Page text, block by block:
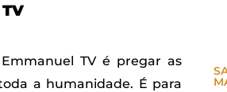
TV é pregar as
a humanidade. É para